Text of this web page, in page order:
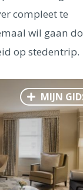
Dubai
Milaan
compleet te
wil gaan
op stedentrip.
MIJN